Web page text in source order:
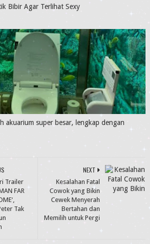
Bibir Agar Terlihat Sexy
akuarium super besar, lengkap dengan
NEXT
Kesalahan Fatal
Cowok yang Bikin
Cewek Menyerah
Bertahan dan
Memilih untuk Pergi
Trailer
FAR
Tak